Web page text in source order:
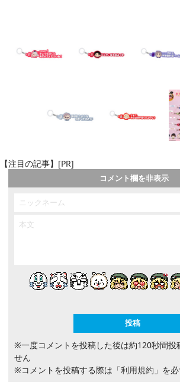
【注目の記事】[PR]
コメント欄を非表示
※一度コメントを投稿した後は約120秒間投
せん
※コメントを投稿する際は 「利用規約」 を